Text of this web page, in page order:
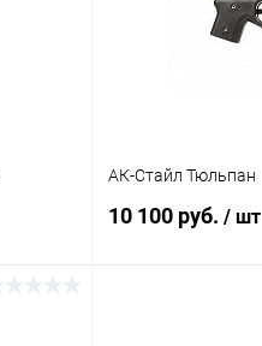
АК-Стайл Тюльпан
10 100 руб. / шт